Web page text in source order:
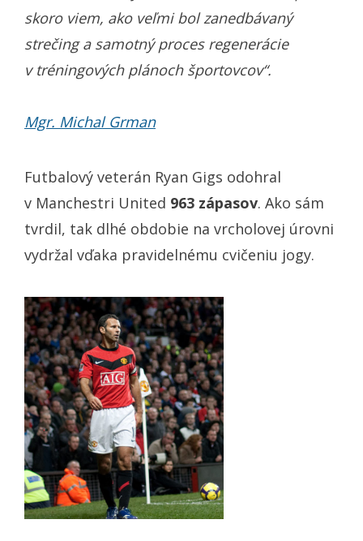
skoro viem, ako veľmi bol zanedbávaný
strečing a samotný proces regenerácie
v tréningových plánoch športovcov“.
Mgr. Michal Grman
Futbalový veterán Ryan Gigs odohral
v Manchestri United 963 zápasov. Ako sám
tvrdil, tak dlhé obdobie na vrcholovej úrovni
vydržal vďaka pravidelnému cvičeniu jogy.